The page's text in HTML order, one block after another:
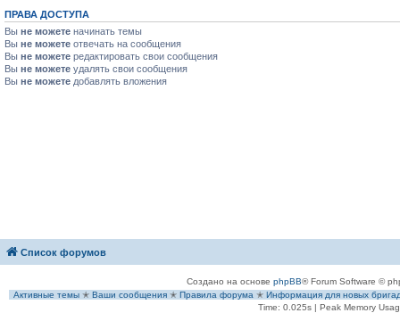
ПРАВА ДОСТУПА
Вы не можете начинать темы
Вы не можете отвечать на сообщения
Вы не можете редактировать свои сообщения
Вы не можете удалять свои сообщения
Вы не можете добавлять вложения
Список форумов
Создано на основе phpBB® Forum Software ©
Активные темы ✭ Ваши сообщения ✭ Правила форума ✭ Информация для новых
Time: 0.025s| Peak Memory